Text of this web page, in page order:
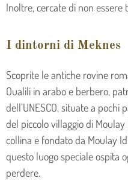
Inoltre, cercate di non essere
I dintorni di Meknes
Scoprite le antiche rovine
Oualili in arabo e berbero,
dell’UNESCO, situate a pochi
del piccolo villaggio di
collina e fondato da Moulay
questo luogo speciale ospita
perdere.